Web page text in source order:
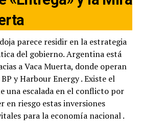
parece residir en la estrategia
del gobierno. Argentina está
a Vaca Muerta, donde operan
y Harbour Energy. Existe el
una escalada en el conflicto por
en riesgo estas inversiones
para la economía nacional.